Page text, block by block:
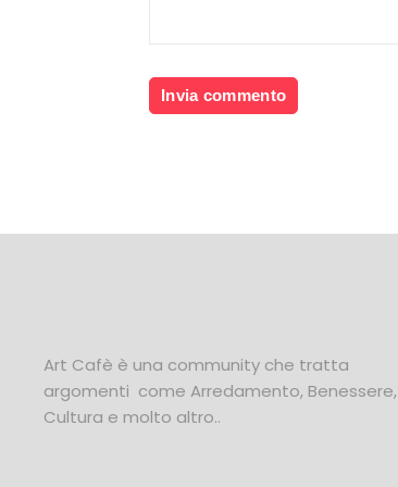
Art Cafè è una community che tratta
argomenti come Arredamento, Benessere,
Cultura e molto altro..